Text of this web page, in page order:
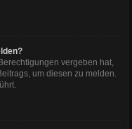
vergeben hat,
um diesen zu melden.